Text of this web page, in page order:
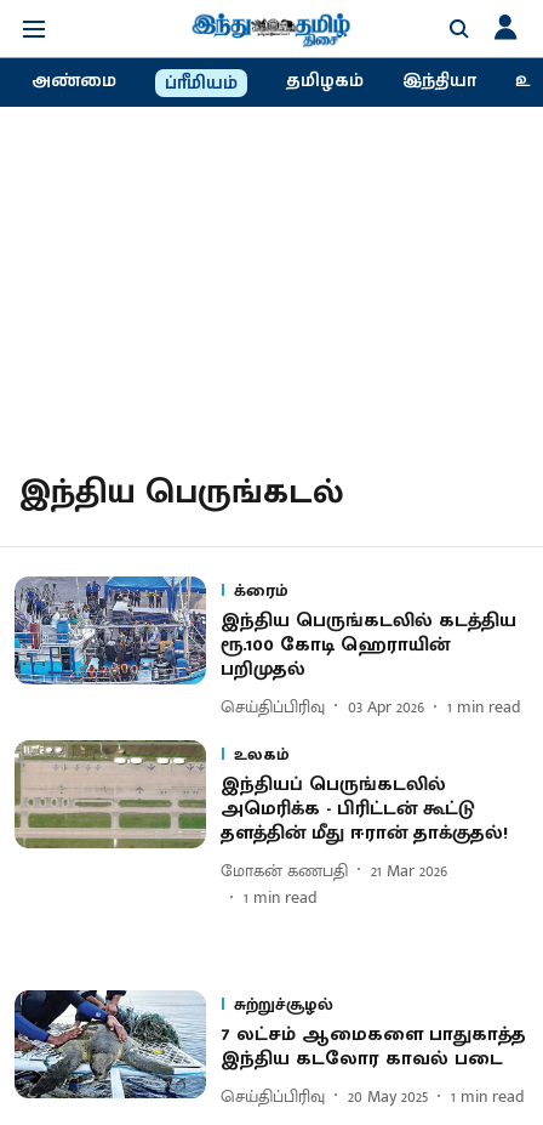
அண்மை ப்ரீமியம் தமிழகம் இந்தியா
இந்திய பெருங்கடல்
க்ரைம்
இந்திய பெருங்கடலில் கடத்திய
ரூ.100 கோடி ஹெராயின்
பறிமுதல்
செய்திப்பிரிவு 03 Apr 2026 1 min read
உலகம்
இந்தியப் பெருங்கடலில்
அமெரிக்க - பிரிட்டன் கூட்டு
தளத்தின் மீது ஈரான் தாக்குதல்!
மோகன் கணபதி
21 Mar 2026
1 min read
சுற்றுச்சூழல்
7 லட்சம் ஆமைகளை பாதுகாத்த
இந்திய கடலோர காவல் படை
செய்திப்பிரிவு 20 May 2025 1 min read